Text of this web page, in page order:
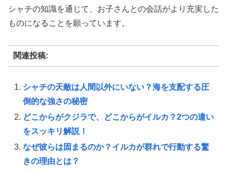
シャチの知識を通じて、お子さんとの会話がより充実した
ものになることを願っています。
関連投稿:
シャチの天敵は人間以外にいない？海を支配する圧
倒的な強さの秘密
どこからがクジラで、どこからがイルカ？2つの違い
をスッキリ解説！
なぜ彼らは固まるのか？イルカが群れで行動する驚
きの理由とは？